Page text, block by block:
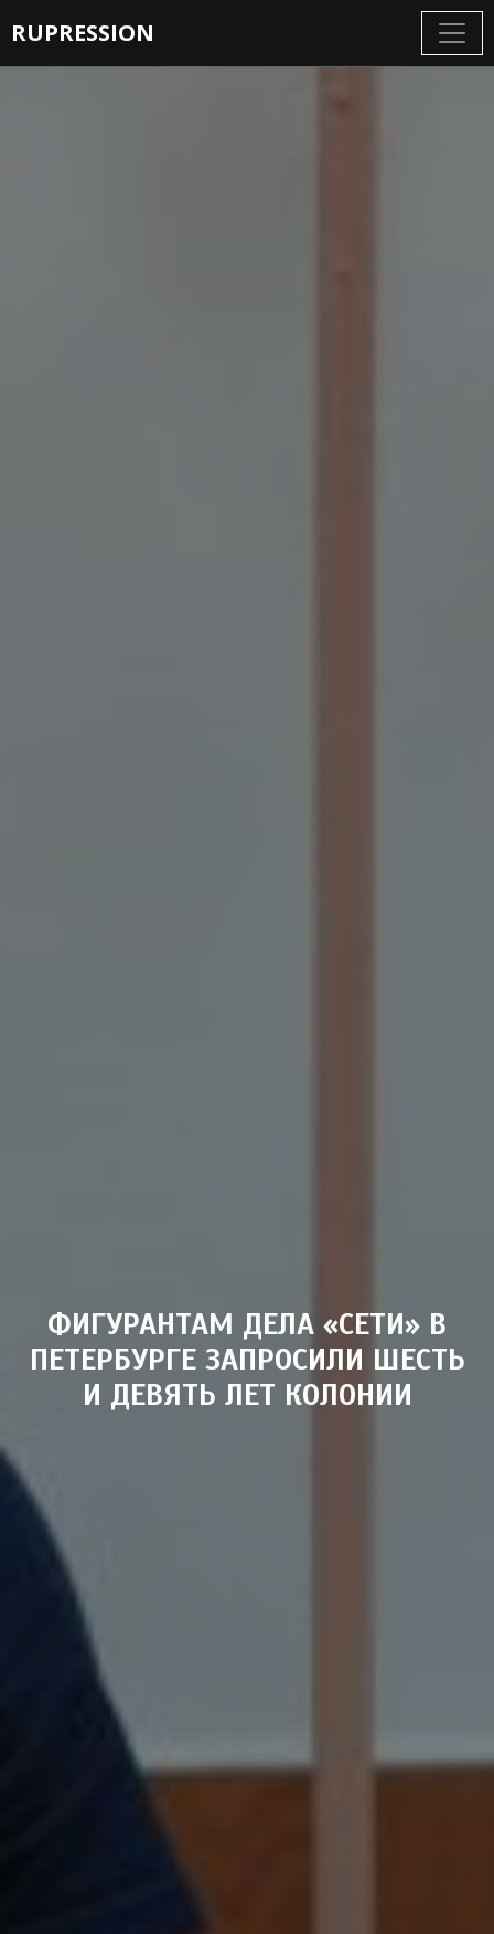
RUPRESSION
ФИГУРАНТАМ ДЕЛА «СЕТИ» В
ПЕТЕРБУРГЕ ЗАПРОСИЛИ ШЕСТЬ
И ДЕВЯТЬ ЛЕТ КОЛОНИИ